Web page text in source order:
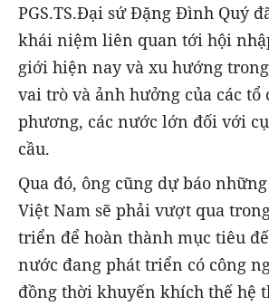
PGS.TS.Đại sứ Đặng Đình Quý
khái niệm liên quan tới hội
giới hiện nay và xu hướng
vai trò và ảnh hưởng của các tổ
phương, các nước lớn đối với
cầu.
Qua đó, ông cũng dự báo
Việt Nam sẽ phải vượt qua
triển để hoàn thành mục tiêu
nước đang phát triển có công
đồng thời khuyến khích thế hệ